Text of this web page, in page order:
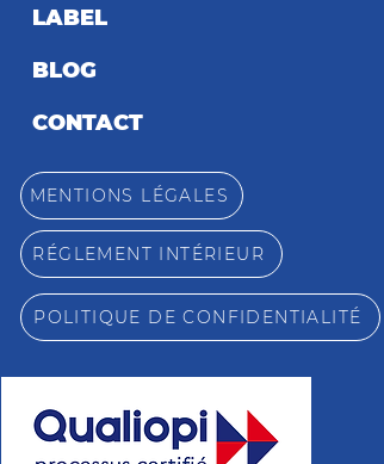
LABEL
BLOG
CONTACT
MENTIONS LÉGALES
RÉGLEMENT INTÉRIEUR
POLITIQUE DE CONFIDENTIALITÉ